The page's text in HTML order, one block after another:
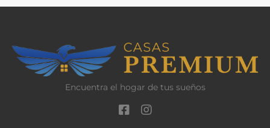
Encuentra el hogar de tus sueños